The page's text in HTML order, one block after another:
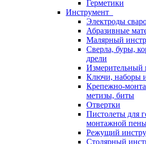
Герметики
Инструмент
Электроды
Абразивные
Малярный
Сверла, буры,
дрели
Измерительный
Ключи, наборы
Крепежно-
метизы, биты
Отвертки
Пистолеты для
монтажной
Режущий
Столярный